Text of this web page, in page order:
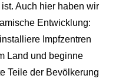
Auch hier haben wir
Entwicklung:
Impfzentren
Land und beginne
Teile der Bevölkerung